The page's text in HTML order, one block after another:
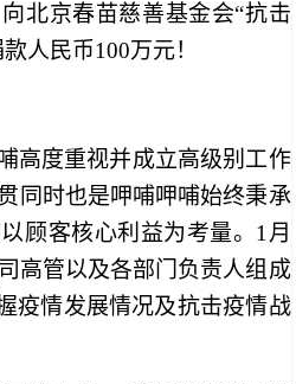
北京春苗慈善基金会“抗击
人民币100万元！
高度重视并成立高级别工作
同时也是呷哺呷哺始终秉承
顾客核心利益为考量。1月
高管以及各部门负责人组成
疫情发展情况及抗击疫情战